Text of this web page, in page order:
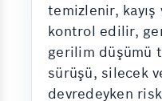
temizlenir,
kontrol edilir,
gerilim düşümü
sürüşü, silecek
devredeyken